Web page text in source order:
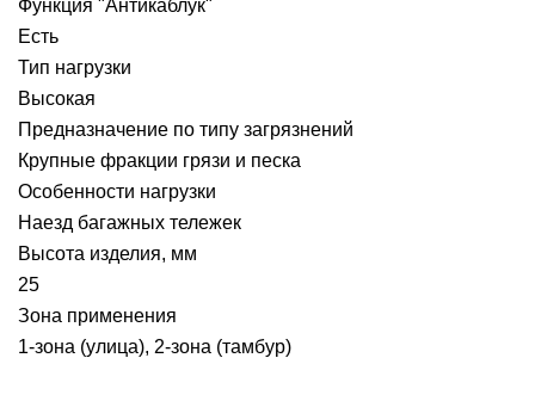
Функция "Антикаблук"
Есть
Тип нагрузки
Высокая
Предназначение по типу загрязнений
Крупные фракции грязи и песка
Особенности нагрузки
Наезд багажных тележек
Высота изделия, мм
25
Зона применения
1-зона (улица), 2-зона (тамбур)